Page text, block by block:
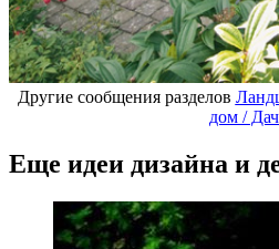
Другие сообщения разделов
дом /
Еще идеи дизайна и